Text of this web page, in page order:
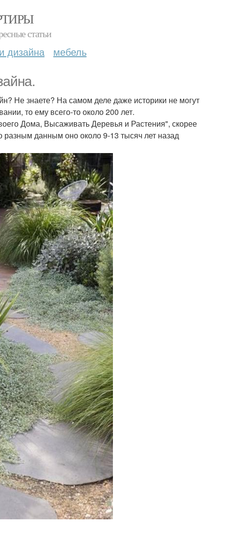
статьи
дизайна мебель
Не знаете? На самом деле даже историки не могут
то ему всего-то около 200 лет.
Дома, Высаживать Деревья и Растения", скорее
разным данным оно около 9-13 тысяч лет назад